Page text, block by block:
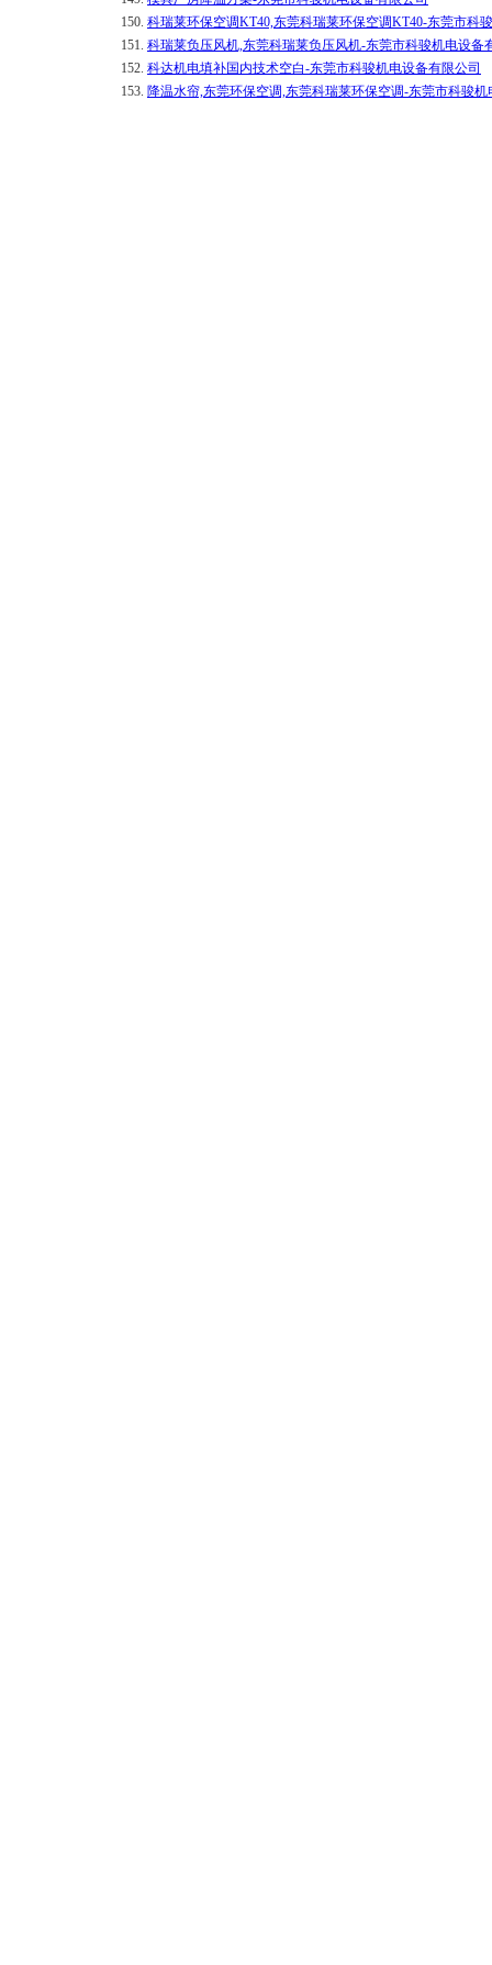
150. 科瑞莱环保空调KT40,东莞科瑞莱环保空调KT40-东莞市科
151. 科瑞莱负压风机,东莞科瑞莱负压风机-东莞市科骏机电设备
152. 科达机电填补国内技术空白-东莞市科骏机电设备有限公司
153. 降温水帘,东莞环保空调,东莞科瑞莱环保空调-东莞市科骏